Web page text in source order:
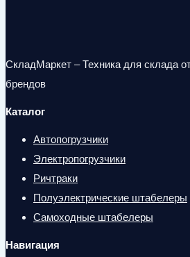
СкладМаркет – Техника для склада
брендов
Каталог
Автопогрузчики
Электропогрузчики
Ричтраки
Полуэлектрические штабелеры
Самоходные штабелеры
Навигация